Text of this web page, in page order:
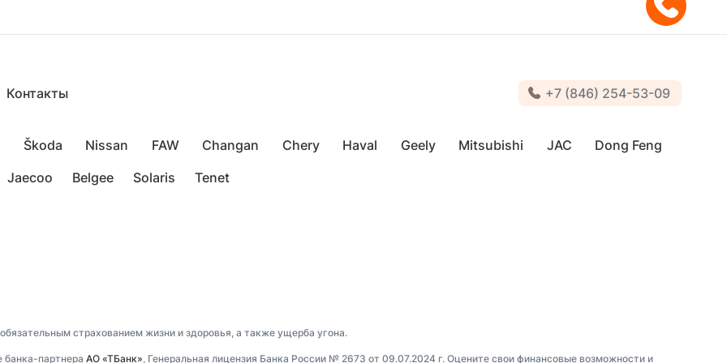
Контакты +7 (846) 254-53-09
Škoda Nissan FAW Changan Chery Haval Geely Mitsubishi JAC
Dong Feng
Jaecoo
Belgee Solaris Tenet
страхованием жизни и здоровья, а также ущерба угона.
банка-партнера АО «ТБанк», Генеральная лицензия Банка России № 2673 от 09.07.2024 г. Оцените свои финансовые возможности и